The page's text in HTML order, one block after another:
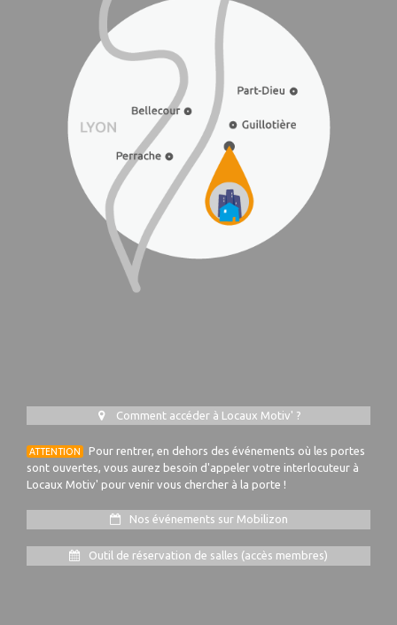
Comment accéder à Locaux Motiv' ?
ATTENTION
Pour rentrer, en dehors des événements où les portes
sont ouvertes, vous aurez besoin d'appeler votre interlocuteur à
Locaux Motiv' pour venir vous chercher à la porte !
Nos événements sur Mobilizon
Outil de réservation de salles (accès membres)